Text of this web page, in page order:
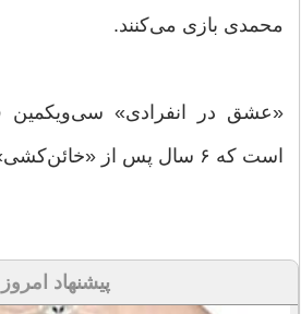
محمدی بازی می‌کنند.
«عشق در انفرادی» سی‌ویکمین
است که ۶ سال پس از «خائن‌کشی» ساخته می‌شود.
پیشنهاد امروز